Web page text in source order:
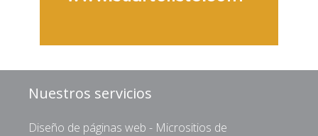
Nuestros servicios
Diseño de páginas web - Micrositios de